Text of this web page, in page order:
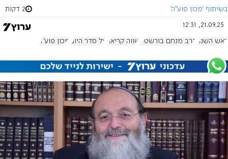
בשיתוף 'מכון פוע"ה' 2 דקות
21.09.25, 12:31
ראש השנה הרב מנחם בורשטין שווה קריאה על סדר היום מכון פוע"ה